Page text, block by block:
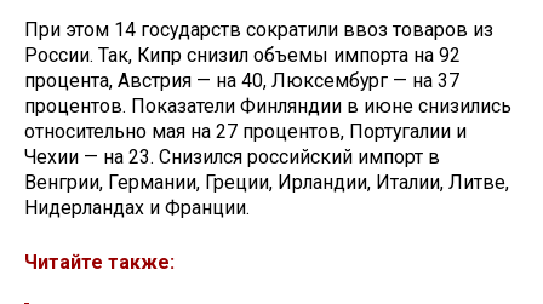
При этом 14 государств сократили ввоз товаров из
России. Так, Кипр снизил объемы импорта на 92
процента, Австрия — на 40, Люксембург — на 37
процентов. Показатели Финляндии в июне снизились
относительно мая на 27 процентов, Португалии и
Чехии — на 23. Снизился российский импорт в
Венгрии, Германии, Греции, Ирландии, Италии, Литве,
Нидерландах и Франции.
Читайте также: